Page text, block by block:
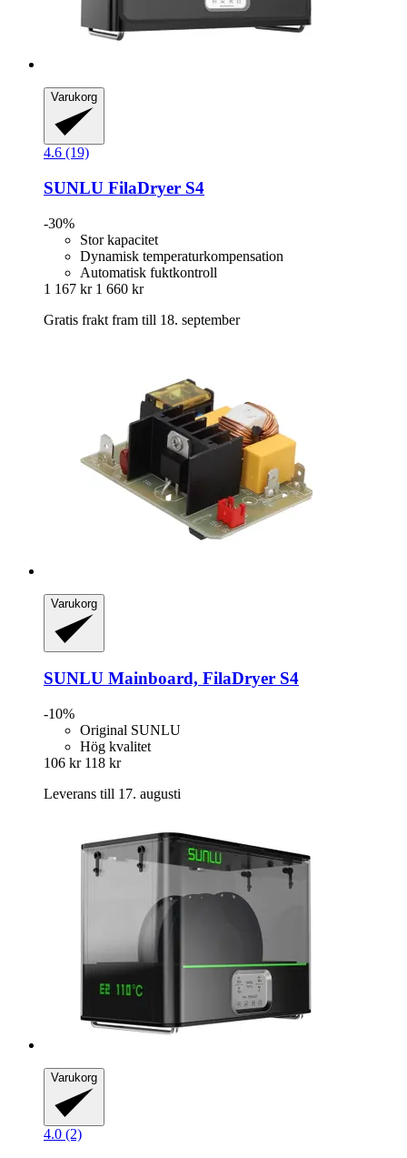
Varukorg
4.6 (19)
SUNLU FilaDryer S4
-30%
Stor kapacitet
Dynamisk temperaturkompensation
Automatisk fuktkontroll
1 167 kr 1 660 kr
Gratis frakt fram till 18. september
Varukorg
SUNLU Mainboard, FilaDryer S4
-10%
Original SUNLU
Hög kvalitet
106 kr 118 kr
Leverans till 17. augusti
Varukorg
4.0 (2)